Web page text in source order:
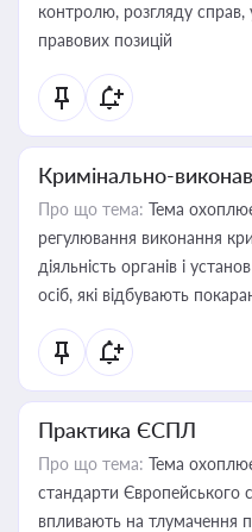
контролю, розгляду справ,
правових позицій
Кримінально-
Про що тема: Тема
регулювання виконання
діяльність органів і
осіб, які відбувають
Практика ЄСПЛ
Про що тема: Тема
стандарти Європейського
впливають на тлумачення